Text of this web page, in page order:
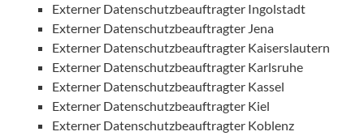
Externer Datenschutzbeauftragter Ingolstadt
Externer Datenschutzbeauftragter Jena
Externer Datenschutzbeauftragter Kaiserslautern
Externer Datenschutzbeauftragter Karlsruhe
Externer Datenschutzbeauftragter Kassel
Externer Datenschutzbeauftragter Kiel
Externer Datenschutzbeauftragter Koblenz